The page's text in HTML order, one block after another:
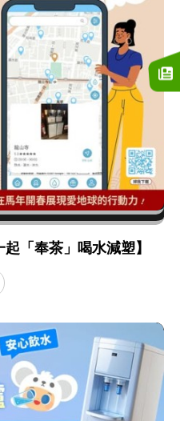
「奉茶」喝水減塑】